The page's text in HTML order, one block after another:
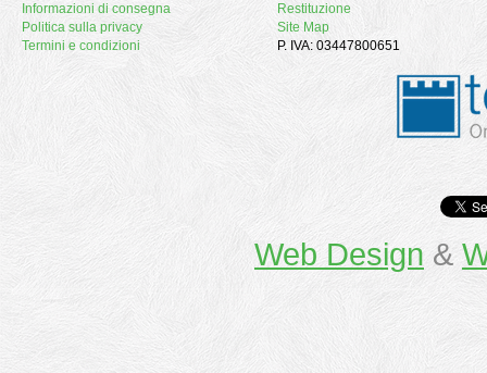
Informazioni di consegna
Politica sulla privacy
Termini e condizioni
Restituzione
Site Map
P. IVA: 03447800651
Web Design &